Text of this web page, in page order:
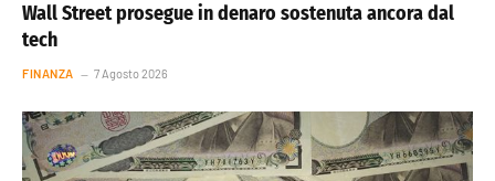
Wall Street prosegue in denaro sostenuta ancora dal
tech
FINANZA 7 Agosto 2026